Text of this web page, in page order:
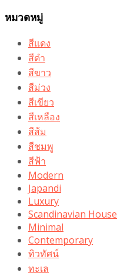
หมวดหมู่
สีแดง
สีดำ
สีขาว
สีม่วง
สีเขียว
สีเหลือง
สีส้ม
สีชมพู
สีฟ้า
Modern
Japandi
Luxury
Scandinavian House
Minimal
Contemporary
ทิวทัศน์
ทะเล